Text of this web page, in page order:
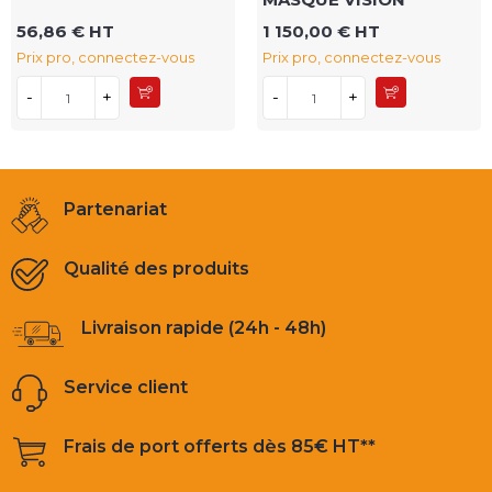
56,86 € HT
Prix pro, connectez-vous
- +
1 150,00 € HT
Prix pro, connectez-vous
- +
Partenariat
Qualité des produits
Livraison rapide (24h - 48h)
Service client
Frais de port offerts dès 85€ HT**